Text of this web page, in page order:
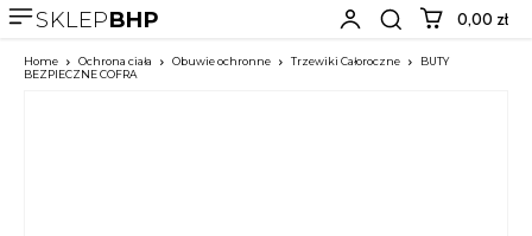
SKLEPBHP 0,00 zł
Home Ochrona ciała Obuwie ochronne Trzewiki Całoroczne
BUTY
BEZPIECZNE COFRA